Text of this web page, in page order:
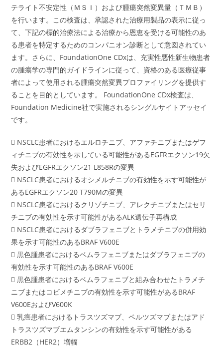
テライト不安定性（ＭＳＩ）および腫瘍突然変異量（ＴＭＢ）
を行います。この検査は、承認された治療用製品の表示に従っ
て、下記の標的治療法による治療から恩恵を受ける可能性のあ
る患者を特定するためのコンパニオン診断として意図されてい
ます。さらに、FoundationOne CDxは、充実性悪性新生物患者
の腫瘍学の専門的ガイドラインに従って、資格のある医療従事
者によって使用される腫瘍突然変異プロファイリングを提供す
ることを目的としています。 FoundationOne CDx検査は、
Foundation Medicine社で実施されるシングルサイトアッセイ
です。
 NSCLC患者におけるエルロチニブ、アファチニブまたはゲフ
ィチニブの有効性を示している可能性があるEGFRエクソン19欠
失およびEGFRエクソン21 L858Rの変異
 NSCLC患者におけるオシメルチニブの有効性を示す可能性が
あるEGFRエクソン20 T790Mの変異
 NSCLC患者におけるクリゾチニブ、アレクチニブまたはセリ
チニブの有効性を示す可能性があるALK遺伝子再構成
 NSCLC患者におけるダブラフェニブとトラメチニブの併用効
果を示す可能性のあるBRAF V600E
 黒色腫患者におけるベムラフェニブまたはダブラフェニブの
有効性を示す可能性のあるBRAF V600E
 黒色腫患者におけるベムラフェニブと組み合わせたトラメチ
ニブまたはコビメチニブの有効性を示す可能性があるBRAF
V600EおよびV600K
 乳癌患者におけるトラスツズマブ、ペルツズマブまたはアド
トラスツズマブエムタンシンの有効性を示す可能性がある
ERBB2（HER2）増幅